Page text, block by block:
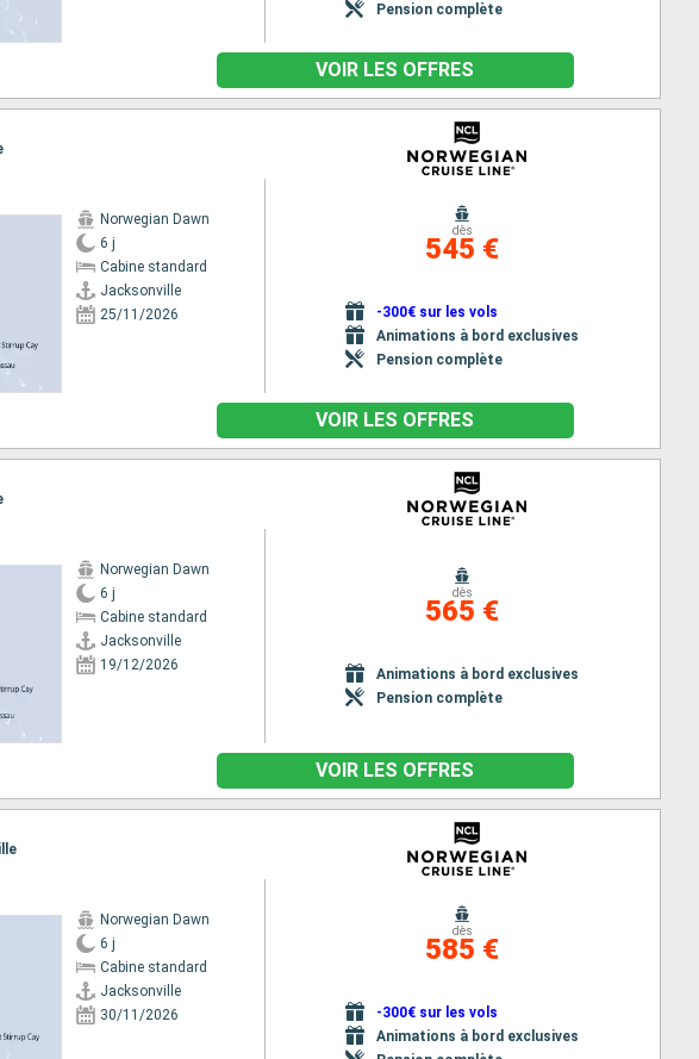
Pension complète
VOIR LES OFFRES
Norwegian Dawn
6 j
Cabine standard
Jacksonville
25/11/2026
dès
545 €
-300€ sur les vols
Animations à bord exclusives
Pension complète
VOIR LES OFFRES
Norwegian Dawn
6 j
Cabine standard
Jacksonville
19/12/2026
dès
565 €
Animations à bord exclusives
Pension complète
VOIR LES OFFRES
Norwegian Dawn
6 j
Cabine standard
Jacksonville
30/11/2026
dès
585 €
-300€ sur les vols
Animations à bord exclusives